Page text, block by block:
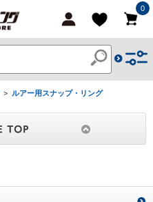
0
> ルアー用スナップ・リング